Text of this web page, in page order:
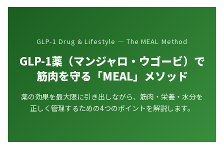
GLP-1 Drug & Lifestyle — The MEAL Method
GLP-1薬（マンジャロ・ウゴービ）で
筋肉を守る「MEAL」メソッド
薬の効果を最大限に引き出しながら、筋肉・栄養・水分を
正しく管理するための4つのポイントを解説します。